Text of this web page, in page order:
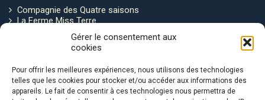
Gérer le consentement aux
cookies
Pour offrir les meilleures expériences, nous utilisons des technologies
telles que les cookies pour stocker et/ou accéder aux informations des
appareils. Le fait de consentir à ces technologies nous permettra de
Compagnie des Quatre saisons
La Ferme Miss Terre
Politique de cookies